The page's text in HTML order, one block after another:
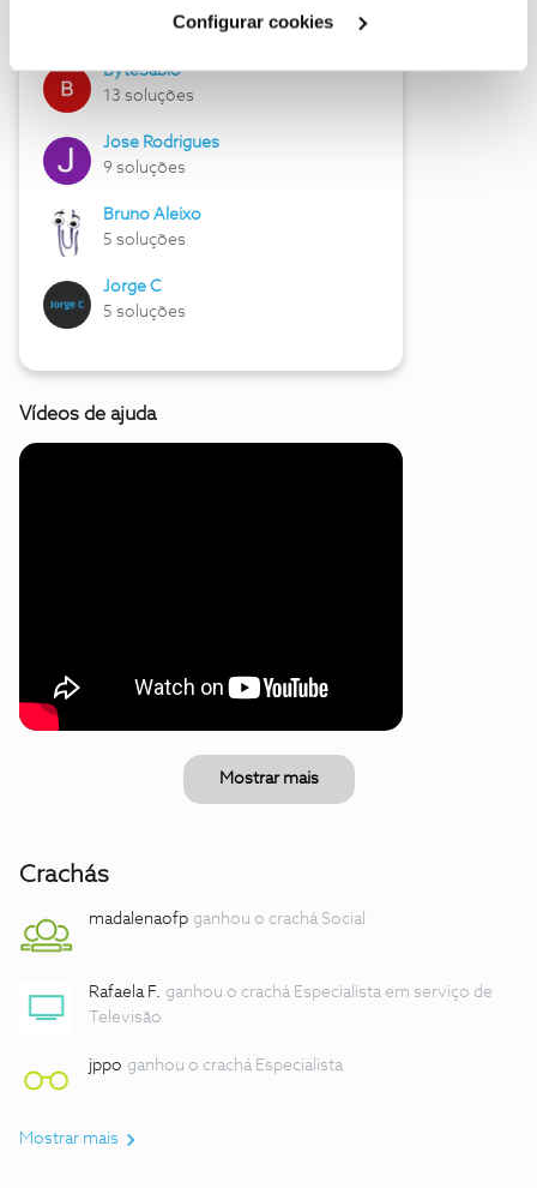
Configurar cookies
17 soluções
ByteSábio
13 soluções
Jose Rodrigues
9 soluções
Bruno Aleixo
5 soluções
Jorge C
5 soluções
Vídeos de ajuda
Mostrar mais
Crachás
madalenaofp ganhou o crachá Social
Rafaela F. ganhou o crachá Especialista em serviço de
Televisão
jppo ganhou o crachá Especialista
Mostrar mais